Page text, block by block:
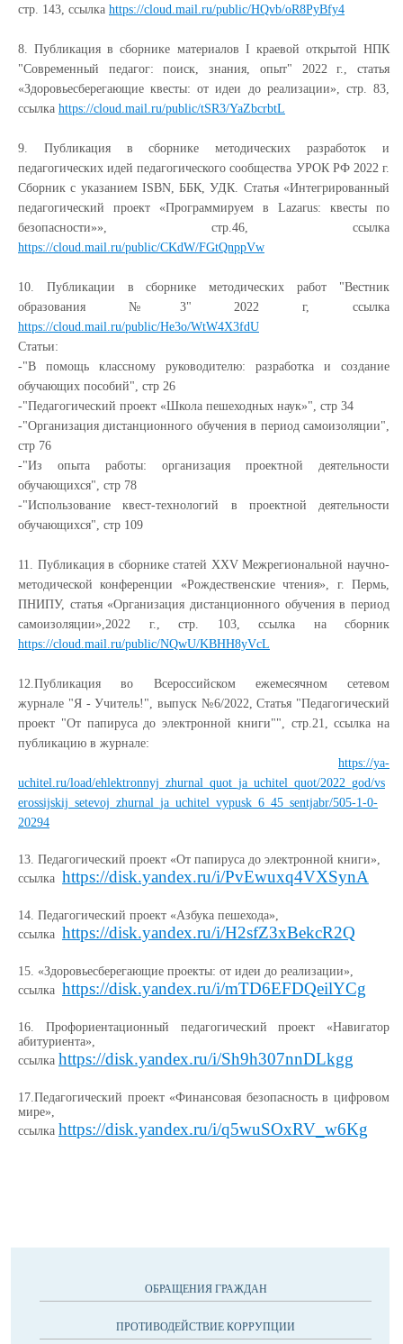
стр. 143, ссылка https://cloud.mail.ru/public/HQvb/oR8PyBfy4
8. Публикация в сборнике материалов I краевой открытой НПК
"Современный педагог: поиск, знания, опыт" 2022 г., статья
«Здоровьесберегающие квесты: от идеи до реализации», стр. 83,
ссылка https://cloud.mail.ru/public/tSR3/YaZbcrbtL
9. Публикация в сборникеметодических разработок и
педагогических идей педагогического сообщества УРОК РФ 2022 г.
Сборник с указанием ISBN, ББК, УДК. Статья «Интегрированный
педагогический проект «Программируем в Lazarus: квесты по
безопасности»», стр.46, ссылка
https://cloud.mail.ru/public/CKdW/FGtQnppVw
10. Публикации в сборнике методических работ "Вестник
образования №3" 2022 г, ссылка
https://cloud.mail.ru/public/He3o/WtW4X3fdU
Статьи:
-"В помощь классному руководителю: разработка и создание
обучающих пособий", стр 26
-"Педагогический проект «Школа пешеходных наук»", стр 34
-"Организация дистанционного обучения в период самоизоляции",
стр 76
-"Из опыта работы: организация проектной деятельности
обучающихся", стр 78
-"Использование квест-технологий в проектной деятельности
обучающихся", стр 109
11. Публикация в сборнике статей XXV Межрегиональной научно-
методической конференции «Рождественские чтения», г. Пермь,
ПНИПУ, статья «Организация дистанционного обучения в период
самоизоляции»,2022 г., стр. 103, ссылка на сборник
https://cloud.mail.ru/public/NQwU/KBHH8yVcL
12.Публикация во Всероссийском ежемесячном сетевом
журнале "Я - Учитель!", выпуск №6/2022, Статья "Педагогический
проект "От папируса до электронной книги"", стр.21, ссылка на
публикацию в журнале:
https://ya-
uchitel.ru/load/ehlektronnyj_zhurnal_quot_ja_uchitel_quot/2022_god/vs
erossijskij_setevoj_zhurnal_ja_uchitel_vypusk_6_45_sentjabr/505-1-0-
20294
13. Педагогический проект «От папируса до электронной книги»,
ссылка https://disk.yandex.ru/i/PvEwuxq4VXSynA
14. Педагогический проект «Азбука пешехода»,
ссылка https://disk.yandex.ru/i/H2sfZ3xBekcR2Q
15. «Здоровьесберегающие проекты: от идеи до реализации»,
ссылка https://disk.yandex.ru/i/mTD6EFDQeilYCg
16. Профориентационный педагогический проект «Навигатор
абитуриента»,
ссылка https://disk.yandex.ru/i/Sh9h307nnDLkgg
17.Педагогический проект «Финансовая безопасность в цифровом
мире»,
ссылка https://disk.yandex.ru/i/q5wuSOxRV_w6Kg
ОБРАЩЕНИЯ ГРАЖДАН
ПРОТИВОДЕЙСТВИЕ КОРРУПЦИИ